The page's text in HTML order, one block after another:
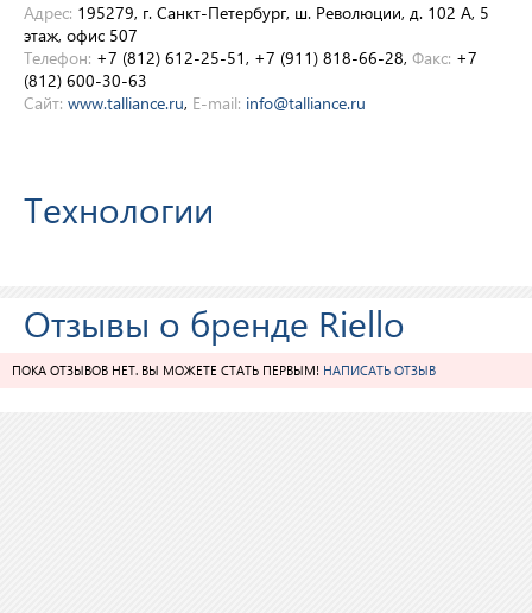
Адрес: 195279, г. Санкт-Петербург, ш. Революции, д. 102 А, 5
этаж, офис 507
Телефон: +7 (812) 612-25-51, +7 (911) 818-66-28, Факс: +7
(812) 600-30-63
Сайт: www.talliance.ru, E-mail: info@talliance.ru
Технологии
Отзывы о бренде Riello
ПОКА ОТЗЫВОВ НЕТ. ВЫ МОЖЕТЕ СТАТЬ ПЕРВЫМ! НАПИСАТЬ ОТЗЫВ